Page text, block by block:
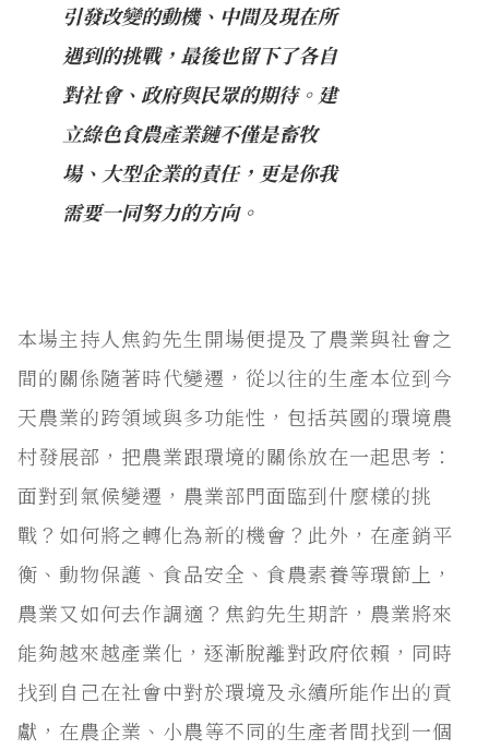
引發改變的動機、中間及現在所
遇到的挑戰，最後也留下了各自
對社會、政府與民眾的期待。建
立綠色食農產業鏈不僅是畜牧
場、大型企業的責任，更是你我
需要一同努力的方向。
本場主持人焦鈞先生開場便提及了農業與社會之
間的關係隨著時代變遷，從以往的生產本位到今
天農業的跨領域與多功能性，包括英國的環境農
村發展部，把農業跟環境的關係放在一起思考：
面對到氣候變遷，農業部門面臨到什麼樣的挑
戰？如何將之轉化為新的機會？此外，在產銷平
衡、動物保護、食品安全、食農素養等環節上，
農業又如何去作調適？焦鈞先生期許，農業將來
能夠越來越產業化，逐漸脫離對政府依賴，同時
找到自己在社會中對於環境及永續所能作出的貢
獻，在農企業、小農等不同的生產者間找到一個